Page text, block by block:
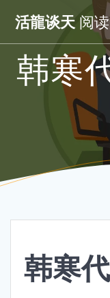
活龍谈天 阅
韩寒
韩寒